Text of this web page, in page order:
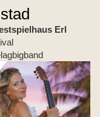
Erl